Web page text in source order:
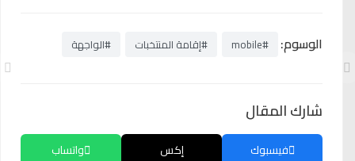
الوسوم: #mobile #إقامة المنتخبات #الواجهة
شارك المقال
فيسبوك إكس واتساب